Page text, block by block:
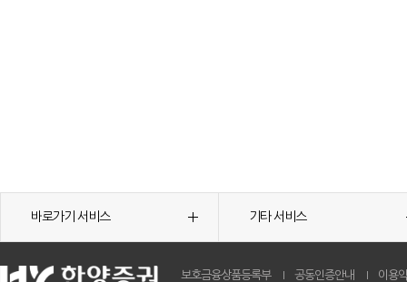
바로가기 서비스 기타 서비스
보호금융상품등록부 공동인증안내 이용